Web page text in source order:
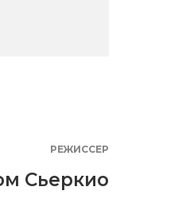
РЕЖИССЕР
Сьеркио